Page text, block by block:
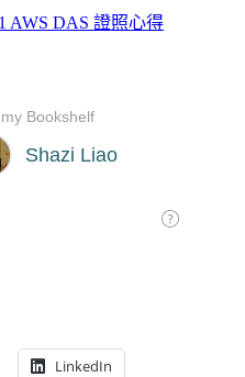
AWS DAS 證照心得
LinkedIn